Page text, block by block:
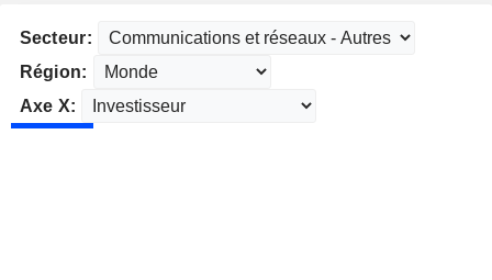
Secteur:
Région:
Axe X: